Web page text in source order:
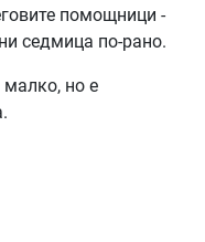
помощници -
седмица по-рано.
но е